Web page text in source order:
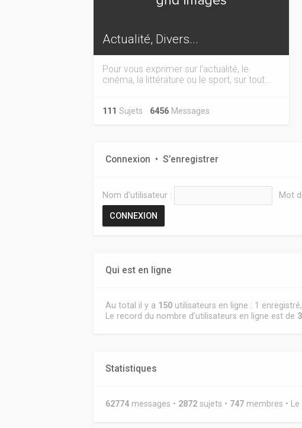
Actualité, Divers...
Pour vous exprimer sur l'actualité, le
cinéma, la littérature ou le sport, sur tout...
111 Sujets 6456 Messages
Connexion •S’enregistrer
Nom d’utilisateur : Mot
Qui est en ligne
Au total il y a 150 utilisateurs en ligne : 1
Le record du nombre d’utilisateurs en ligne est de
Statistiques
62774 messages • 2872 sujets • 747 membres •